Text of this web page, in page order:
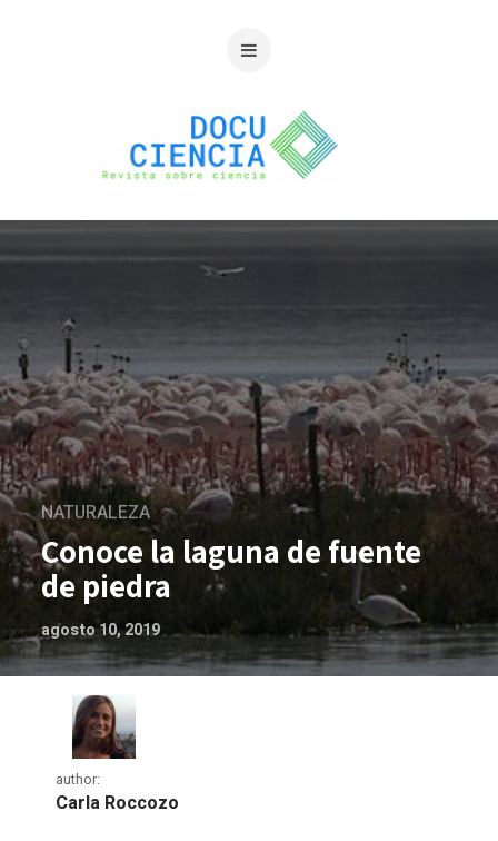
NATURALEZA
Conoce la laguna de fuente
de piedra
agosto 10, 2019
author:
Carla Roccozo